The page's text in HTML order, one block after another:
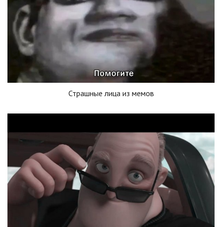
Страшные лица из мемов